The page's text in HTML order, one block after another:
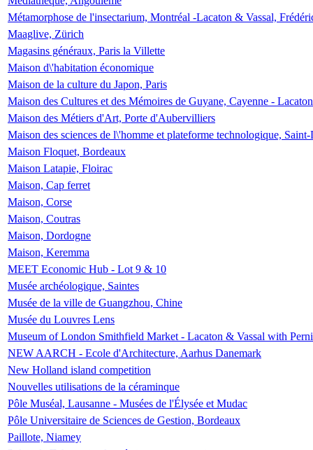
Métamorphose de l'insectarium, Montréal -Lacaton & Vassal,
Maaglive, Zürich
Magasins généraux, Paris la Villette
Maison d\'habitation économique
Maison de la culture du Japon, Paris
Maison des Cultures et des Mémoires de Guyane, Cayenne -
Maison des Métiers d'Art, Porte d'Aubervilliers
Maison des sciences de l\'homme et plateforme technologique,
Maison Floquet, Bordeaux
Maison Latapie, Floirac
Maison, Cap ferret
Maison, Corse
Maison, Coutras
Maison, Dordogne
Maison, Keremma
MEET Economic Hub - Lot 9 & 10
Musée archéologique, Saintes
Musée de la ville de Guangzhou, Chine
Musée du Louvres Lens
Museum of London Smithfield Market - Lacaton & Vassal with
NEW AARCH - Ecole d'Architecture, Aarhus Danemark
New Holland island competition
Nouvelles utilisations de la céraminque
Pôle Muséal, Lausanne - Musées de l'Élysée et Mudac
Pôle Universitaire de Sciences de Gestion, Bordeaux
Paillote, Niamey